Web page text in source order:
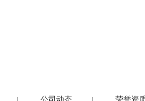
公司动态 荣誉资